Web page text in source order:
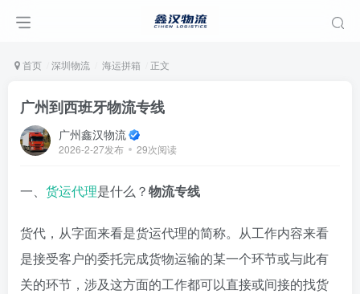
首页 深圳物流 海运拼箱 正文
广州到西班牙物流专线
广州鑫汉物流
2026-2-27发布 29次阅读
一、 货运代理是什么？物流专线
货代，从字面来看是货运代理的简称。从工作内容来看
是接受客户的委托完成货物运输的某一个环节或与此有
关的环节，涉及这方面的工作都可以直接或间接的找货